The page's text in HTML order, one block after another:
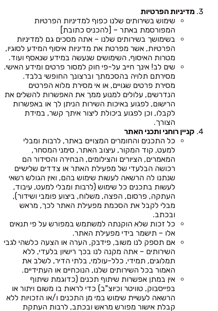
מדיניות הפרטיות
שימוש בשירותים שלנו כפוף למדיניות הפרטיות
המפורסמת באתר – [להכניס כתובת]
בשימושך בשירותים שלנו – אתה מסכים גם למדיניות
הפרטיות, אשר מפרטת את מדיניות איסוף המידע לסוגיו,
מטרות האיסוף, השימושים שנעשה במידע שנאסף ועוד.
שים לב! אינך חייב על-פי חוק למסור פרטים ומידע האישי.
מסירתם תלויה בהסכמתך וברצונך החופשי בלבד.
מסירת פרטים שגויים, או אי מסירת מלוא הפרטים
הנדרשים, עלולים למנוע ממך את האפשרות להשלים את
הרישום, לפגוע באיכות השירות הניתן לך או באפשרות
לקבלו, וכן לפגוע ביכולת ליצור איתך קשר, במידת
הצורך.
קניין רוחני ותכני האתר
כל התכנים והחומרים המצויים באתר, לרבות ומבלי
למעט, קוד המקור, עיצוב האתר, סימני המסחר,
המאמרים, הציורים והצילומים, הבחירה והסידור הם
רכושה הבלעדי של מפעילת האתר או צדדים שלישיים
שנתנו לה הרשאה לעשות שימוש בהם, ואין הגולש רשאי
לעשות בתכנים כל שימוש (לרבות ומבלי למעט, עיבוד,
העתקה, פרסום, הפצה, משלוח, ביצוע פומבי ושידור),
מבלי לקבל את הסכמת מפעילת האתר לכך, מראש
ובכתב.
כל זכות שלא הוקנתה למשתמש במפורש על פי תנאים
אלו – תישמר בידי מפעילת האתר.
אם תספק לנו משוב, פידבק, הערה או הצעה כלשהי לגבי
השירותים – אתה מקנה לנו בכך רישיון בלעדי, ללא
תמלוגים, תמידי, כלל-עולמי, בלתי הדיר, לשלב את
האמור בכל השירותים שלנו, הנוכחיים או העתידיים.
אין במתן אפשרות שיתוף תכנים (כדוגמת שיתוף
בפייסבוק, טוויטר וכיוצ"ב) כדי לראות בו משום ויתור או
הרשאה לעשיית שימוש במי מן התכנים ו/או הזכויות ללא
קבלת אישור מפורש מראש ובכתב, לרבות העתקת